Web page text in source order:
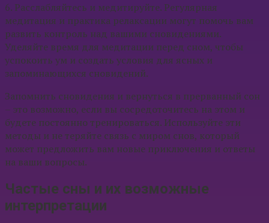
6. Расслабляйтесь и медитируйте. Регулярная
медитация и практика релаксации могут помочь вам
развить контроль над вашими сновидениями.
Уделяйте время для медитации перед сном, чтобы
успокоить ум и создать условия для ясных и
запоминающихся сновидений.
Запомнить сновидения и вернуться в прерванный сон
– это возможно, если вы сосредоточитесь на этом и
будете постоянно тренироваться. Используйте эти
методы и не теряйте связь с миром снов, который
может предложить вам новые приключения и ответы
на ваши вопросы.
Частые сны и их возможные
интерпретации